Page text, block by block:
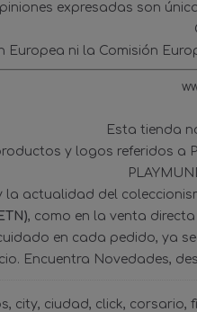
expresadas son
Europea ni la Comisión
Esta tienda
y logos referidos
la actualidad del
, como en la venta
en cada pedido, ya
Encuentra Novedades,
city ciudad click corsario